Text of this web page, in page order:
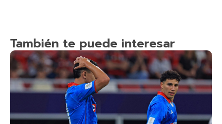
También te puede interesar